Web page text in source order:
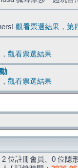
觀看票選結果 ， 第
觀看票選結果
觀看票選結果
位註冊會員、0 位隱